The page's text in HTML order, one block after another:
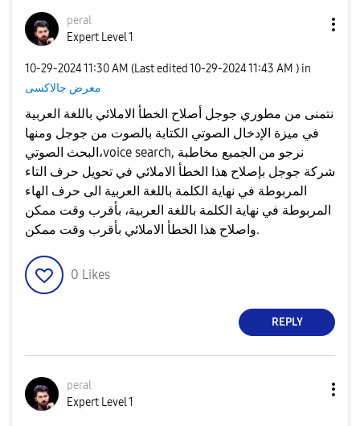
peral
Expert Level 1
‎10-29-202411:30 AM (Last edited ‎10-29-202411:43 AM ) in
معرض جالاكسى
نتمنى من مطوري جوجل أصلاح الخطأ الاملائي باللغة العربية
في ميزة الإدخال الصوتي الكتابة بالصوت من جوجل ومنها
البحث الصوتي،voice search, نرجو من الجميع مخاطبة
شركة جوجل بإصلاح هذا الخطأ الاملائي في تحويل حرف التاء
المربوطة في نهاية الكلمة باللغة العربية الى حرف الهاء
المربوطة في نهاية الكلمة باللغة العربية، بأقرب وقت ممكن
واصلاح هذا الخطأ الاملائي بأقرب وقت ممكن.
0 Likes
REPLY
peral
Expert Level 1